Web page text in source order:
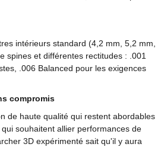
intérieurs standard (4,2 mm, 5,2 mm,
spines et différentes rectitudes : .001
.006 Balanced pour les exigences
compromis
de haute qualité qui restent abordables
souhaitent allier performances de
3D expérimenté sait qu'il y aura